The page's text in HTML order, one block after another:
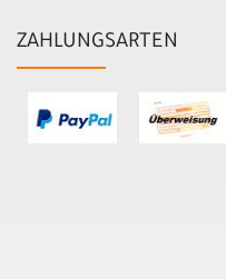
ZAHLUNGSARTEN